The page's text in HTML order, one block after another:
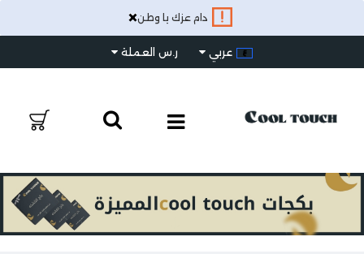
دام عزك يا وطن×
عربي ر.س العملة